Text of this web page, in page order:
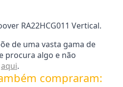
RA22HCG011 Vertical.
de uma vasta gama de
procura algo e não
aqui.
compraram: